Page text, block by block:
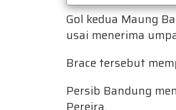
Gol kedua Maung
usai menerima
Brace tersebut
Persib Bandung
Pereira.